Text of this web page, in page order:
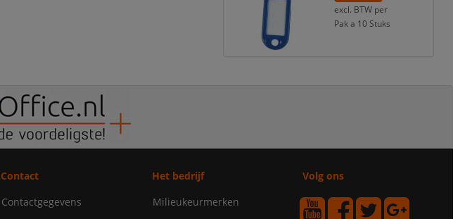
excl. BTW per
Pak a 10 Stuks
Contact
Contactgegevens
Het bedrijf
Milieukeurmerken
Volg ons